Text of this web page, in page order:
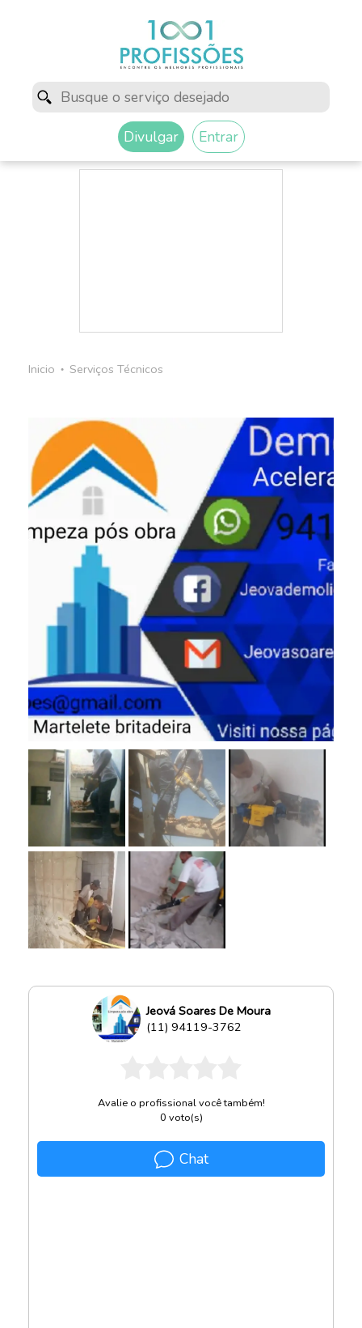
Divulgar Entrar
Inicio ● Serviços Técnicos
Jeová Soares De Moura
(11) 94119-3762
Avalie o profissional você também!
0 voto(s)
Chat